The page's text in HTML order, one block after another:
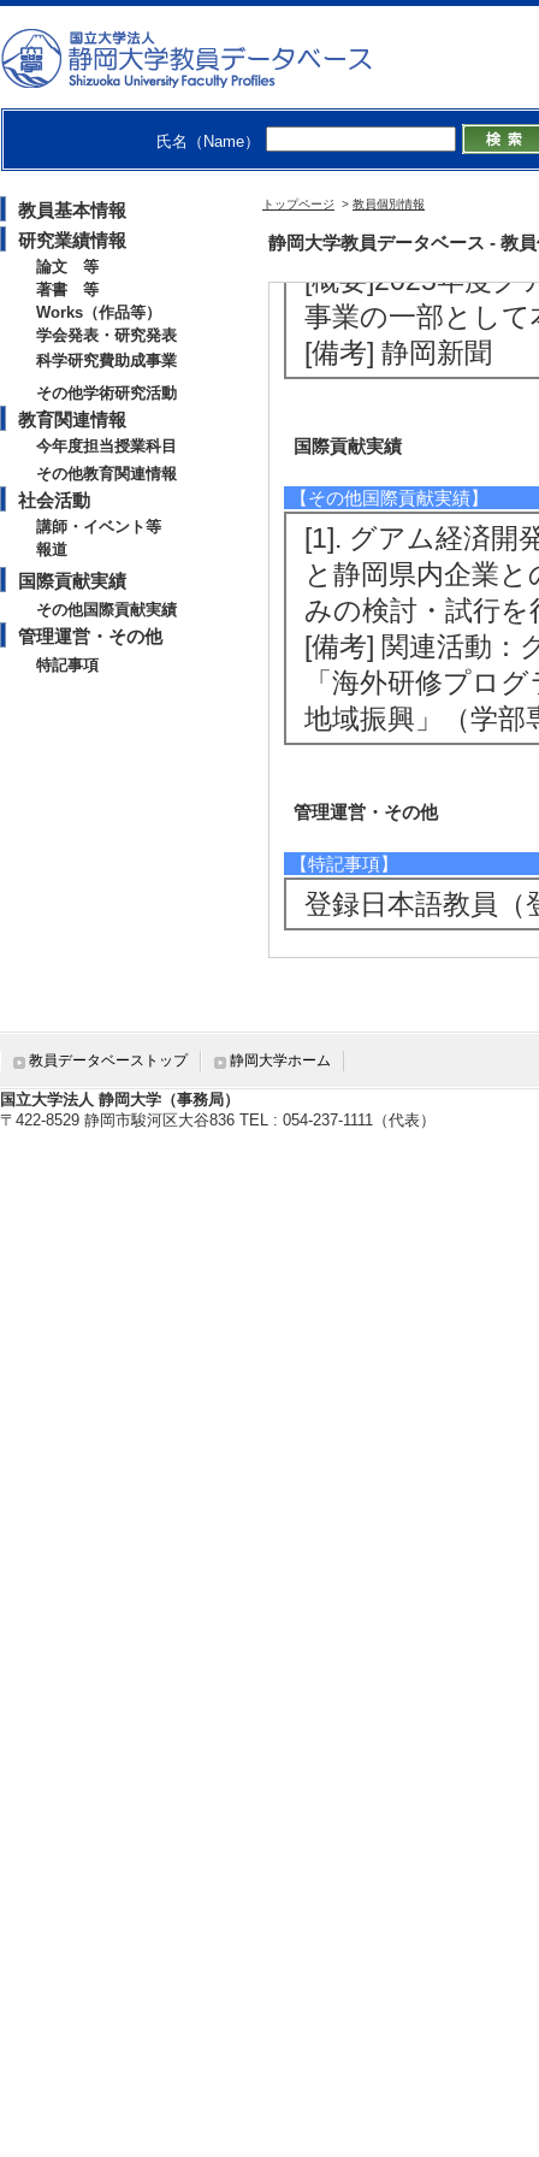
氏名（Name）
教員基本情報
研究業績情報
論文 等
著書 等
Works（作品等）
学会発表・研究発表
科学研究費助成事業
その他学術研究活動
教育関連情報
今年度担当授業科目
その他教育関連情報
社会活動
講師・イベント等
報道
国際貢献実績
その他国際貢献実績
管理運営・その他
特記事項
トップページ > 教員個別情報
静岡大学教員データベース - 教
課題や魅力に目
[備考] 常葉大学草
【報道】
[1]. 新聞 グアム
強化 (2026年3月7
[概要]2025年度グ
事業の一部とし
[備考] 静岡新聞
国際貢献実績
【その他国際貢献実績】
[1]. グアム経済開
と静岡県内企業
みの検討・試行
[備考] 関連活動：
「海外研修プロ
地域振興」（学
管理運営・その他
【特記事項】
登録日本語教員（
教員データベーストップ 静岡大学ホーム
国立大学法人 静岡大学（事務局）
〒422-8529 静岡市駿河区大谷836 TEL : 054-237-1111（代表）